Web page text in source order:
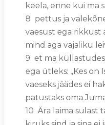
keela, enne kui ma
8 pettus ja
vaesust ega rikkust
mind aga vajaliku
9 et ma küllastudes
ega ütleks: „Kes on
vaeseks jäädes ei
patustaks oma
10 Ära laima sulast